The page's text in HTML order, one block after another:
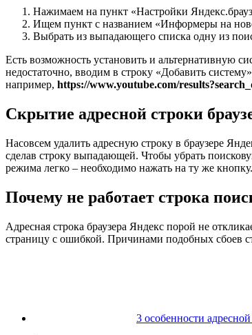
Нажимаем на пункт «Настройки
Ищем пункт с названием «Информеры на
Выбрать из выпадающего списка одну из
Есть возможность установить и альтернативную
недостаточно, вводим в строку «Добавить
например, https://www.youtube.com/
Скрытие адресной строки
Насовсем удалить адресную строку в браузере
сделав строку выпадающей. Чтобы убрать
режима легко – необходимо нажать на ту же кнопку.
Почему не работает строка
Адресная строка браузера Яндекс порой не
страницу с ошибкой. Причинами подобных сбоев
3 особенности